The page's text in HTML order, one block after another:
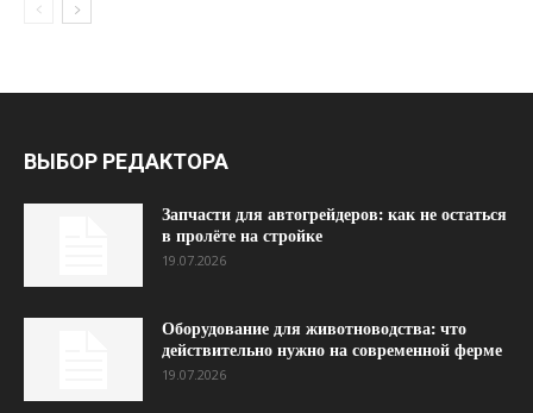
ВЫБОР РЕДАКТОРА
Запчасти для автогрейдеров: как не остаться
в пролёте на стройке
19.07.2026
Оборудование для животноводства: что
действительно нужно на современной ферме
19.07.2026